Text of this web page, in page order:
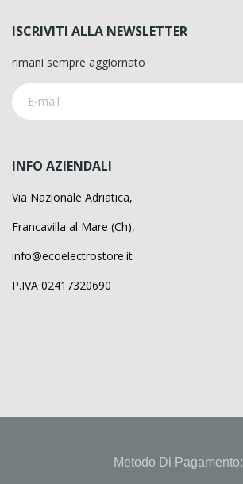
ISCRIVITI ALLA NEWSLETTER
rimani sempre aggiornato
INFO AZIENDALI
Via Nazionale Adriatica,
Francavilla al Mare (Ch),
info@ecoelectrostore.it
P.IVA 02417320690
Metodo Di Pagamento: